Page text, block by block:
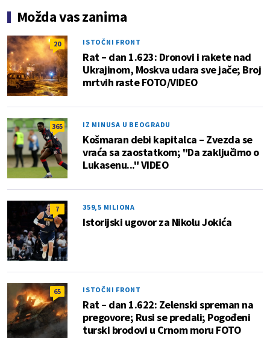
Možda vas zanima
20 ISTOČNI FRONT
Rat – dan 1.623: Dronovi i rakete nad
Ukrajinom, Moskva udara sve jače; Broj
mrtvih raste FOTO/VIDEO
365 IZ MINUSA U BEOGRADU
Košmaran debi kapitalca – Zvezda se
vraća sa zaostatkom; "Da zaključimo o
Lukasenu..." VIDEO
7 359,5 MILIONA
Istorijski ugovor za Nikolu Jokića
65 ISTOČNI FRONT
Rat – dan 1.622: Zelenski spreman na
pregovore; Rusi se predali; Pogođeni
turski brodovi u Crnom moru FOTO